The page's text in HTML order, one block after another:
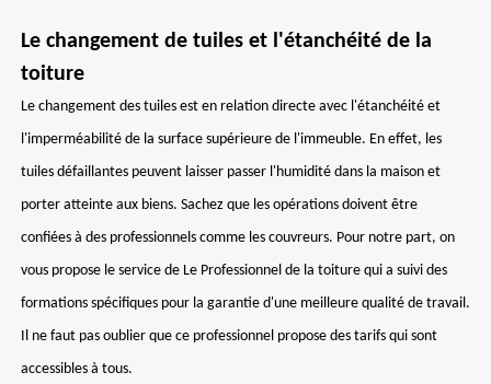
Le changement de tuiles et l'étanchéité de la
toiture
Le changement des tuiles est en relation directe avec l'étanchéité et
l'imperméabilité de la surface supérieure de l'immeuble. En effet, les
tuiles défaillantes peuvent laisser passer l'humidité dans la maison et
porter atteinte aux biens. Sachez que les opérations doivent être
confiées à des professionnels comme les couvreurs. Pour notre part, on
vous propose le service de Le Professionnel de la toiture qui a suivi des
formations spécifiques pour la garantie d'une meilleure qualité de travail.
Il ne faut pas oublier que ce professionnel propose des tarifs qui sont
accessibles à tous.